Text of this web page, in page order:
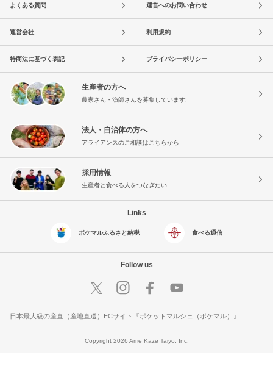
よくある質問 運営へのお問い合わせ
運営会社 利用規約
特商法に基づく表記 プライバシーポリシー
生産者の方へ
農家さん・漁師さんを募集しています!
法人・自治体の方へ
アライアンスのご相談はこちらから
採用情報
生産者と食べる人をつなぎたい
Links
ポケマルふるさと納税 食べる通信
Follow us
日本最大級の産直（産地直送）ECサイト『ポケットマルシェ（ポケマル）』
Copyright 2026 Ame Kaze Taiyo, Inc.